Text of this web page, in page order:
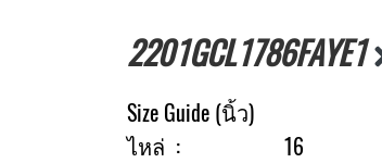
2201GCL1786FAYE1
Size Guide (นิ้ว)
ไหล่ : 16